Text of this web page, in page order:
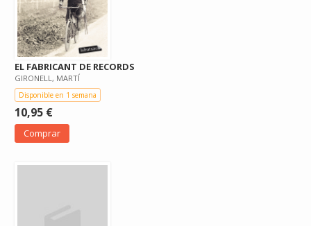
EL FABRICANT DE RECORDS
GIRONELL, MARTÍ
Disponible en 1 semana
10,95 €
Comprar